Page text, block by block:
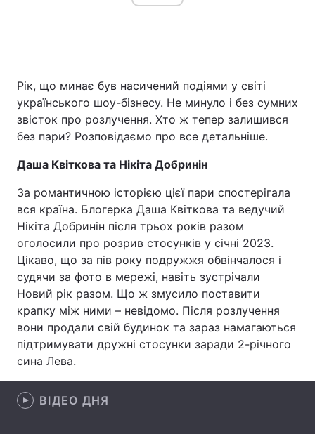
Головна Війна
Україна Політика
Економіка Світ
Спорт Наука
Техно і зв'язок Лайт
Зброя Інциденти
Здоров'я Туризм
Цікавинки Погода
Екологія
Рік, що минає був насичений подіями у світі
українського шоу-бізнесу. Не минуло і без сумних
звісток про розлучення. Хто ж тепер залишився
без пари? Розповідаємо про все детальніше.
Даша Квіткова та Нікіта Добринін
За романтичною історією цієї пари спостерігала
вся країна. Блогерка Даша Квіткова та ведучий
Нікіта Добринін після трьох років разом
оголосили про розрив стосунків у січні 2023.
Цікаво, що за пів року подружжя обвінчалося і
судячи за фото в мережі, навіть зустрічали
Новий рік разом. Що ж змусило поставити
крапку між ними – невідомо. Після розлучення
вони продали свій будинок та зараз намагаються
підтримувати дружні стосунки заради 2-річного
сина Лева.
ВІДЕО ДНЯ